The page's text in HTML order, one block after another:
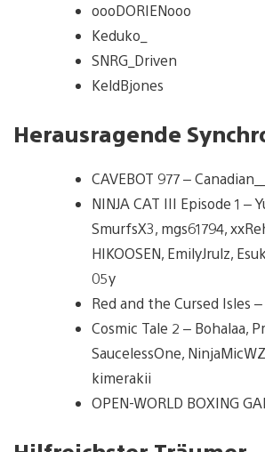
oooDORIENooo
Keduko_
SNRG_Driven
KeldBjones
Herausragende
CAVEBOT 977 –
NINJA CAT III Episode 1 –
SmurfsX3, mgs61794,
HIKOOSEN, EmilyJrulz,
05y
Red and the Cursed Isles
Cosmic Tale 2 – Bohalaa,
SaucelessOne,
kimerakii
OPEN-WORLD BOXING